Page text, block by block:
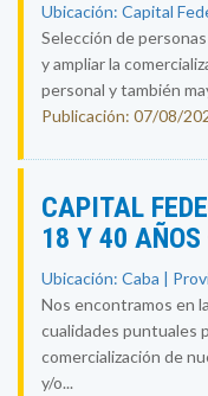
Ubicación: Capital
Selección de
y ampliar la
personal y también
Publicación: 07/08/
CAPITAL
18 Y 40 AÑOS
Ubicación: Caba |
Nos encontramos en
cualidades puntuales
comercialización de
y/o...